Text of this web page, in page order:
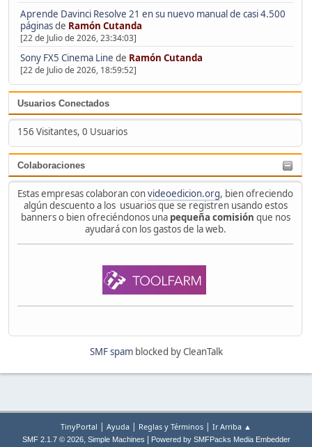
Aprende Davinci Resolve 21 en su nuevo manual de casi 4.500
páginasde Ramón Cutanda
[22 de Julio de 2026, 23:34:03]
Sony FX5 Cinema Line de Ramón Cutanda
[22 de Julio de 2026, 18:59:52]
Usuarios Conectados
156 Visitantes, 0 Usuarios
Colaboraciones
Estas empresas colaboran convideoedicion.org, bien ofreciendo
algún descuento a los usuarios que se registren usando estos
banners o bien ofreciéndonos una pequeña comisión que nos
ayudará con los gastos de la web.
SMF spamblocked by CleanTalk
TinyPortal | Ayuda | Reglas y Términos | Ir Arriba ▲
SMF 2.1.7 © 2026, Simple Machines Powered by SMFPacks Media Embedder